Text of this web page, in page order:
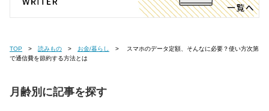
TOP 読みもの お金/暮らし
で通信費を節約する方法とは
月齢別に記事を探す